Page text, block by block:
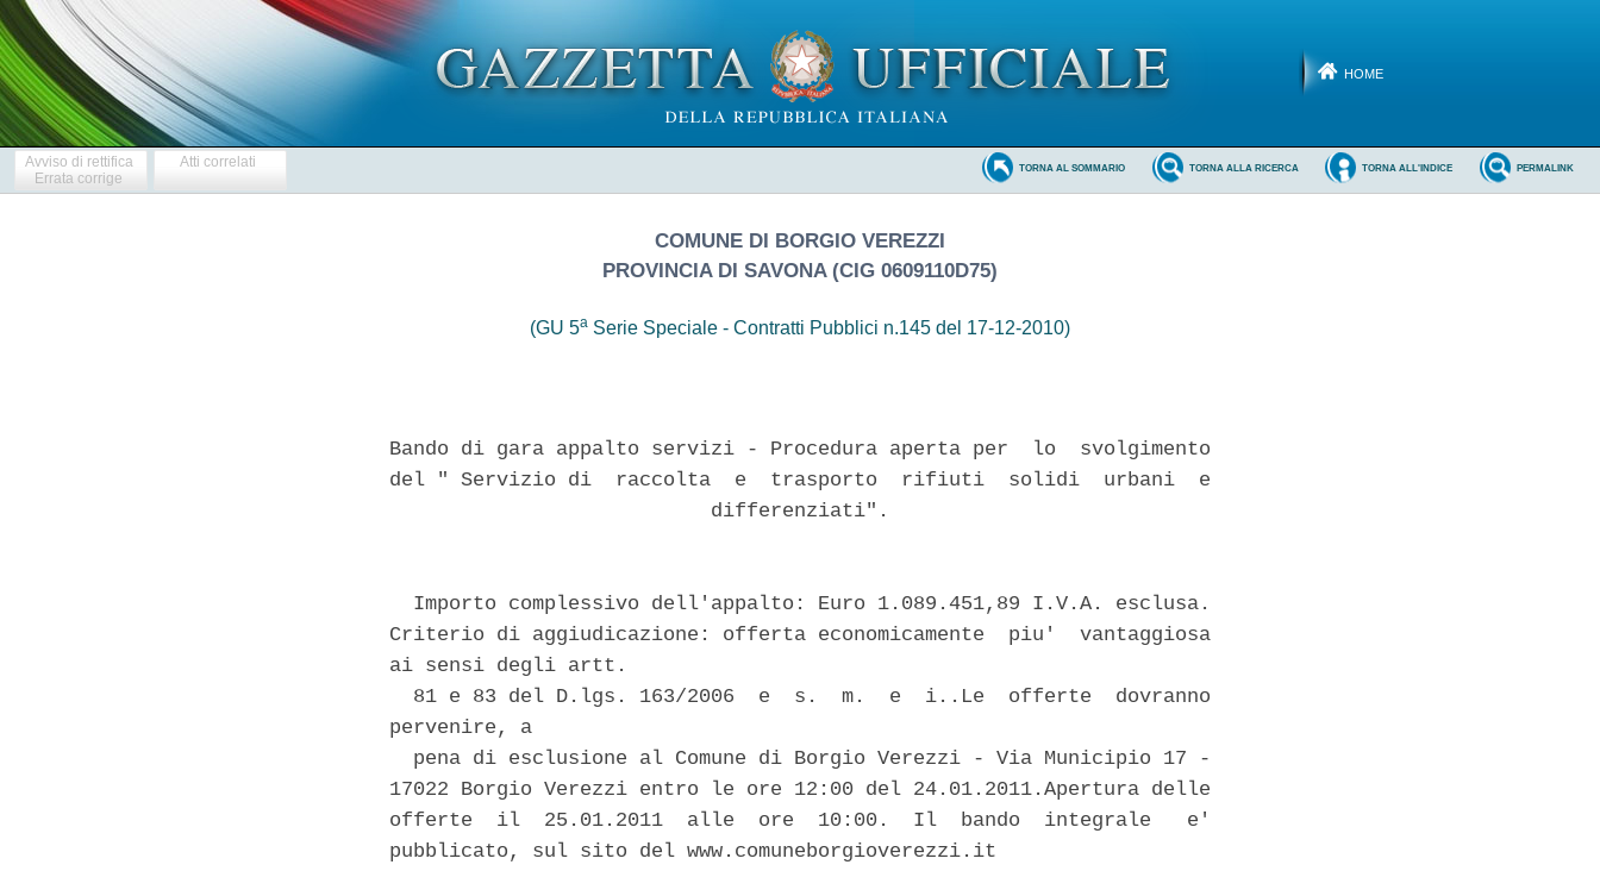
HOME
Avviso di rettifica
Errata corrige
Atti correlati PERMALINK
TORNA ALL'INDICE
TORNA ALLA RICERCA
TORNA AL SOMMARIO
COMUNE DI BORGIO VEREZZI
PROVINCIA DI SAVONA (CIG 0609110D75)
(GU 5a Serie Speciale - Contratti Pubblici n.145 del 17-12-2010)
Bando di gara appalto servizi - Procedura aperta per  lo  svolgimento
del " Servizio di  raccolta  e  trasporto  rifiuti  solidi  urbani  e
                           differenziati".
  Importo complessivo dell'appalto: Euro 1.089.451,89 I.V.A. esclusa.
Criterio di aggiudicazione: offerta economicamente  piu'  vantaggiosa
ai sensi degli artt.
  81 e 83 del D.lgs. 163/2006  e  s.  m.  e  i..Le  offerte  dovranno
pervenire, a
  pena di esclusione al Comune di Borgio Verezzi - Via Municipio 17 -
17022 Borgio Verezzi entro le ore 12:00 del 24.01.2011.Apertura delle
offerte  il  25.01.2011  alle  ore  10:00.  Il  bando  integrale   e'
pubblicato, sul sito del www.comuneborgioverezzi.it